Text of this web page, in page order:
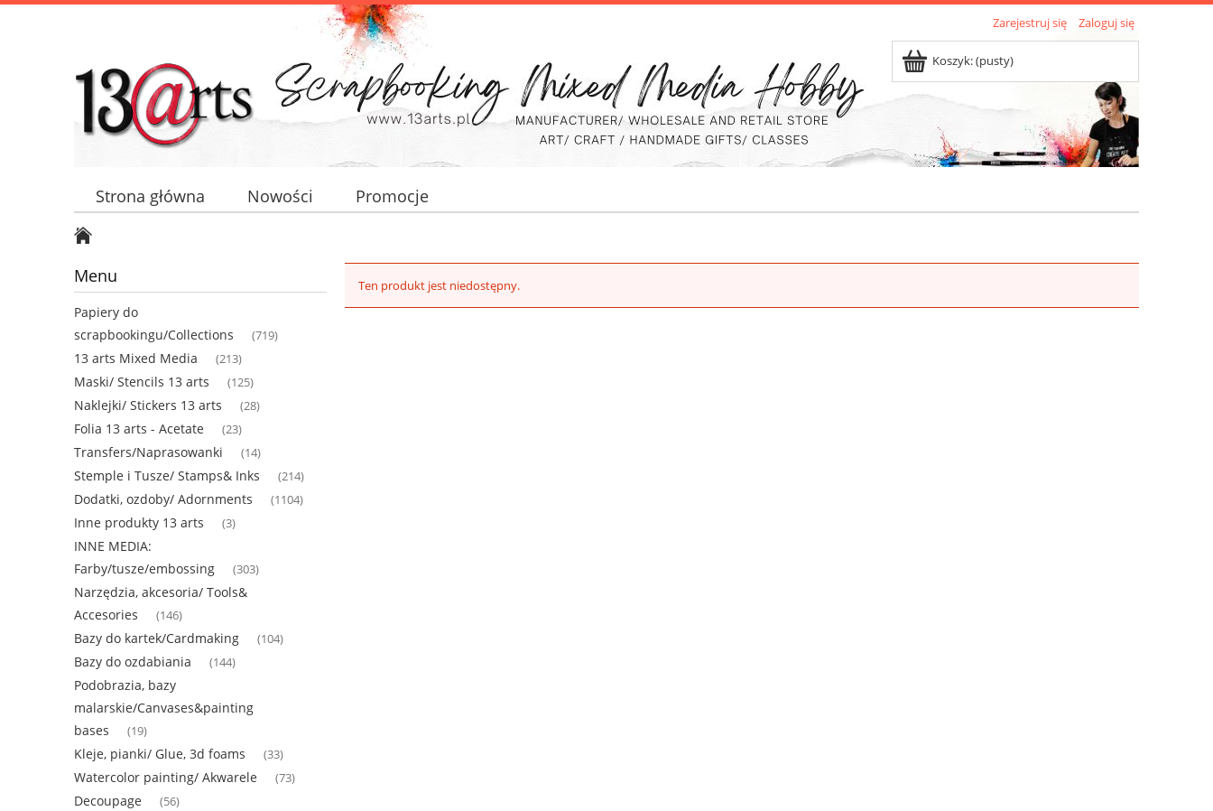
Zarejestruj się Zaloguj się
Koszyk:(pusty)
Strona główna Nowości Promocje
Menu
Papiery do
scrapbookingu/Collections
(719)
13 arts Mixed Media (213)
Maski/ Stencils 13 arts (125)
Naklejki/ Stickers 13 arts (28)
Folia 13 arts - Acetate (23)
Transfers/Naprasowanki (14)
Stemple i Tusze/ Stamps& Inks (214)
Dodatki, ozdoby/ Adornments (1104)
Inne produkty 13 arts (3)
INNE MEDIA:
Farby/tusze/embossing
(303)
Narzędzia, akcesoria/ Tools&
Accesories
(146)
Bazy do kartek/Cardmaking (104)
Bazy do ozdabiania (144)
Podobrazia, bazy
malarskie/Canvases&painting
bases
(19)
Kleje, pianki/ Glue, 3d foams (33)
Watercolor painting/ Akwarele (73)
Decoupage (56)
Ten produkt jest niedostępny.